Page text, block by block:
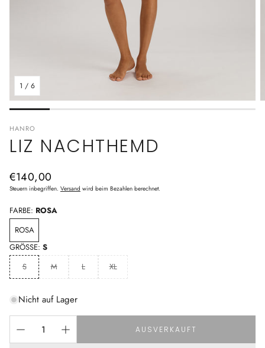
1 / 6
HANRO
LIZ NACHTHEMD
Normaler
Preis
€140,00
Steuern inbegriffen. Versand wird beim Bezahlen berechnet.
FARBE: ROSA
ROSA
GRÖSSE: S
S
M L XL
Nicht auf Lager
AUSVERKAUFT